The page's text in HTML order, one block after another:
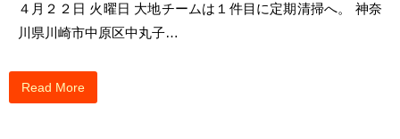
４月２２日 火曜日 大地チームは１件目に定期清掃へ。 神奈
川県川崎市中原区中丸子…
Read More